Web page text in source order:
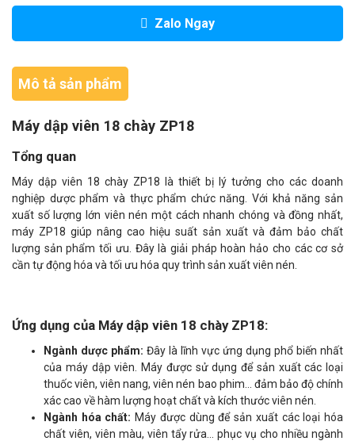
Zalo Ngay
Mô tả sản phẩm
Máy dập viên 18 chày ZP18
Tổng quan
Máy dập viên 18 chày ZP18 là thiết bị lý tưởng cho các doanh
nghiệp dược phẩm và thực phẩm chức năng. Với khả năng sản
xuất số lượng lớn viên nén một cách nhanh chóng và đồng nhất,
máy ZP18 giúp nâng cao hiệu suất sản xuất và đảm bảo chất
lượng sản phẩm tối ưu. Đây là giải pháp hoàn hảo cho các cơ sở
cần tự động hóa và tối ưu hóa quy trình sản xuất viên nén.
Ứng dụng của Máy dập viên 18 chày ZP18:
Ngành dược phẩm: Đây là lĩnh vực ứng dụng phổ biến nhất
của máy dập viên. Máy được sử dụng để sản xuất các loại
thuốc viên, viên nang, viên nén bao phim... đảm bảo độ chính
xác cao về hàm lượng hoạt chất và kích thước viên nén.
Ngành hóa chất: Máy được dùng để sản xuất các loại hóa
chất viên, viên màu, viên tẩy rửa... phục vụ cho nhiều ngành